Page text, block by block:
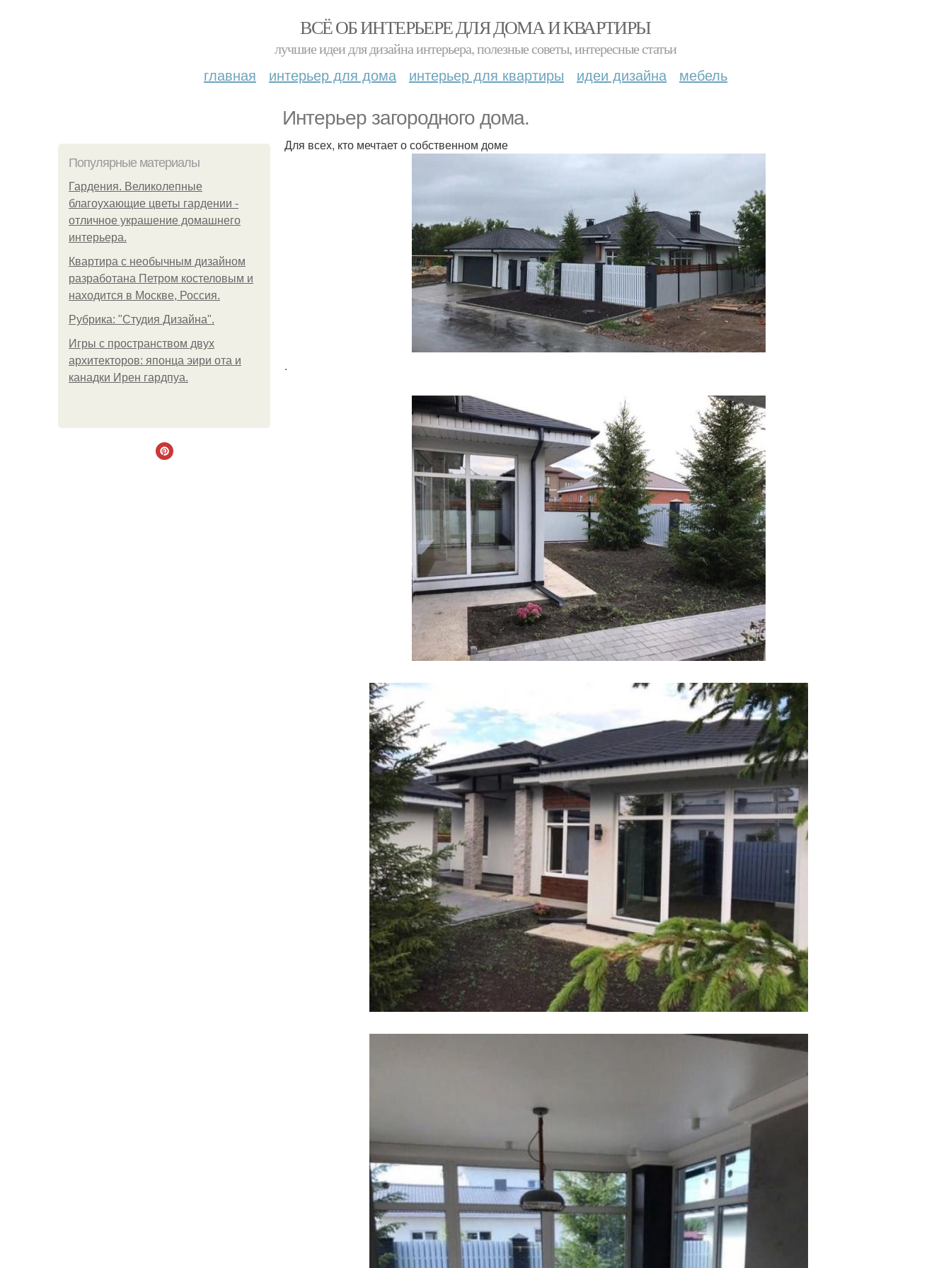
ВСЁ ОБ ИНТЕРЬЕРЕ ДЛЯ ДОМА И КВАРТИРЫ
лучшие идеи для дизайна интерьера, полезные советы, интересные статьи
главная интерьер для дома интерьер для квартиры идеи дизайна мебель
Интерьер загородного дома.
Популярные материалы
Гардения. Великолепные
благоухающие цветы гардении -
отличное украшение домашнего
интерьера.
Квартира с необычным дизайном
разработана Петром костеловым и
находится в Москве, Россия.
Рубрика: "Студия Дизайна".
Игры с пространством двух
архитекторов: японца эири ота и
канадки Ирен гардпуа.
Для всех, кто мечтает о собственном доме
.